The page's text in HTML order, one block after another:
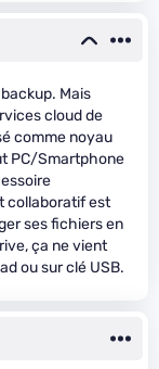
Mais
cloud de
comme noyau
PC/Smartphone
collaboratif est
ses fichiers en
ça ne vient
ou sur clé USB.